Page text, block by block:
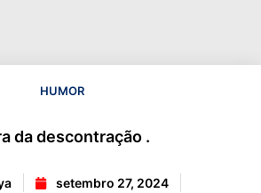
HUMOR
da descontração .
setembro 27, 2024